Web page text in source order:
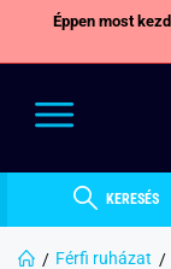
Éppen most
KERESÉS
Férfi ruházat